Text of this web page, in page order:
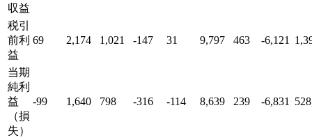
収益
税引
前利
益
69 2,174 1,021 -147 31 9,797 463 -6,121
当期
純利
益
（損
失）
-99 1,640 798 -316 -114 8,639 239 -6,831